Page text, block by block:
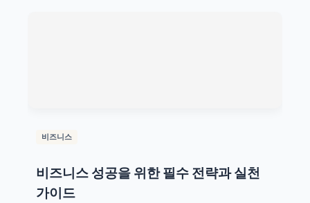
비즈니스
비즈니스 성공을 위한 필수 전략과 실천
가이드